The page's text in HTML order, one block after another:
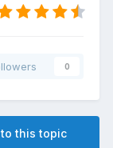
0
to this topic